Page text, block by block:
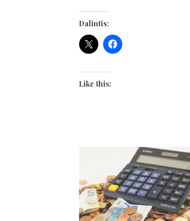
Dalintis:
Like this: